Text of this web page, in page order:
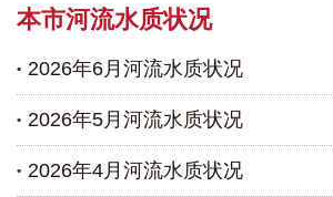
本市河流水质状况
2026年6月河流水质状况
2026年5月河流水质状况
2026年4月河流水质状况